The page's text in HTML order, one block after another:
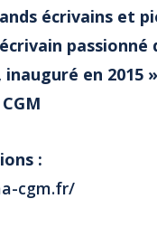
écrivains et
passionné
en 2015 »
:
cgm.fr/